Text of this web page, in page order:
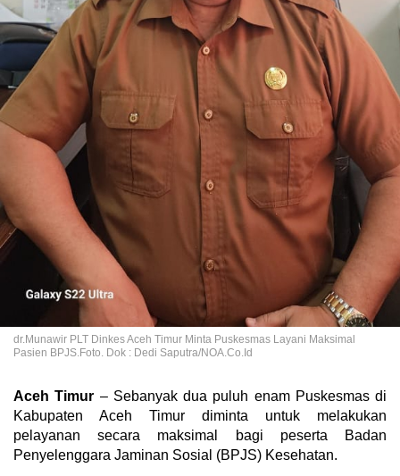
dr.Munawir PLT Dinkes Aceh Timur Minta Puskesmas Layani Maksimal
Pasien BPJS.Foto. Dok : Dedi Saputra/NOA.Co.Id
Aceh Timur – Sebanyak dua puluh enam Puskesmas di
Kabupaten Aceh Timur diminta untuk melakukan
pelayanan secara maksimal bagi peserta Badan
Penyelenggara Jaminan Sosial (BPJS) Kesehatan.